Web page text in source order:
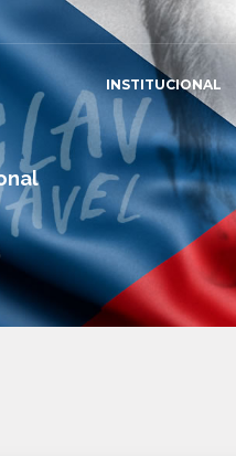
INSTITUCIONAL